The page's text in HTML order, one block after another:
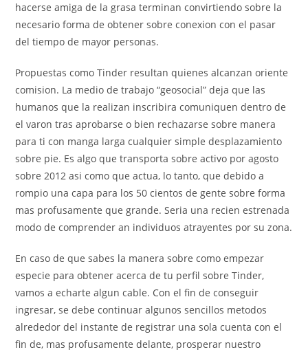
hacerse amiga de la grasa terminan convirtiendo sobre la
necesario forma de obtener sobre conexion con el pasar
del tiempo de mayor personas.
Propuestas como Tinder resultan quienes alcanzan oriente
comision. La medio de trabajo “geosocial” deja que las
humanos que la realizan inscribira comuniquen dentro de
el varon tras aprobarse o bien rechazarse sobre manera
para ti con manga larga cualquier simple desplazamiento
sobre pie. Es algo que transporta sobre activo por agosto
sobre 2012 asi­ como que actua, lo tanto, que debido a
rompio una capa para los 50 cientos de gente sobre forma
mas profusamente que grande. Seri­a una recien estrenada
modo de comprender an individuos atrayentes por su zona.
En caso de que sabes la manera sobre como empezar
especie para obtener acerca de tu perfil sobre Tinder,
vamos a echarte algun cable. Con el fin de conseguir
ingresar, se debe continuar algunos sencillos metodos
alrededor del instante de registrar una sola cuenta con el
fin de, mas profusamente delante, prosperar nuestro